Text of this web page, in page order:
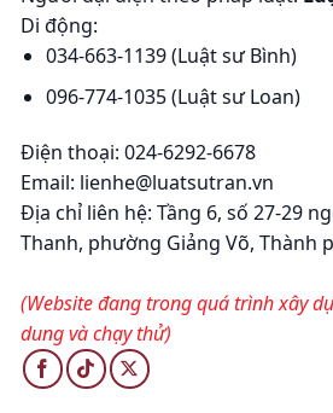
Di động:
034-663-1139 (Luật sư Bình)
096-774-1035 (Luật sư
Điện thoại: 024-6292-6678
Email: lienhe@luatsutran.vn
Địa chỉ liên hệ:Tầng 6, số 27-29
Thanh, phường Giảng Võ, Thành
(Website đang trong quá trình xây
dung và chạy thử)